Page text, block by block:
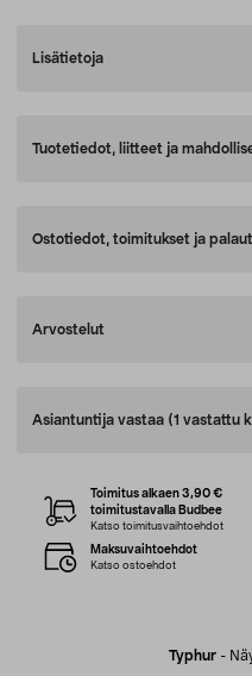
Lisätietoja
Tuotetiedot, liitteet ja
Ostotiedot, toimitukset ja
Arvostelut
Asiantuntija vastaa (1 vastattu
Typhur-
Toimitus alkaen 3,90 €
toimitustavalla Budbee
Katso toimitusvaihtoehdot
Maksuvaihtoehdot
Katso ostoehdot